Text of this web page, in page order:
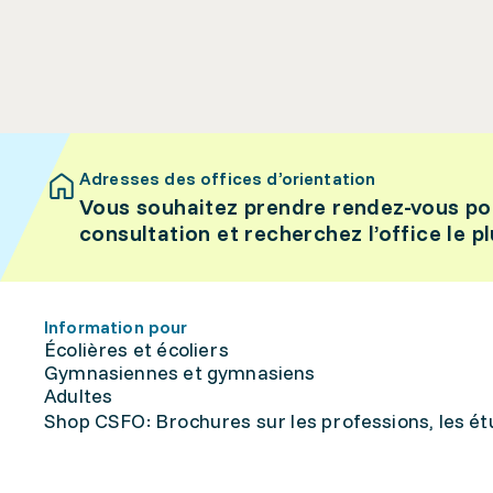
Adresses des offices d’orientation
Vous souhaitez prendre rendez-vous
consultation et recherchez l’office le
Information pour
Écolières et écoliers
Gymnasiennes et gymnasiens
Adultes
Shop CSFO: Brochures sur les professions, les